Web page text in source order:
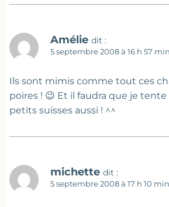
Amélie dit :
5 septembre 2008 à 16 h 57 min
Ils sont mimis comme tout ces
poires ! 😉 Et il faudra que je
petits suisses aussi ! ^^
michette dit :
5 septembre 2008 à 17 h 10 min